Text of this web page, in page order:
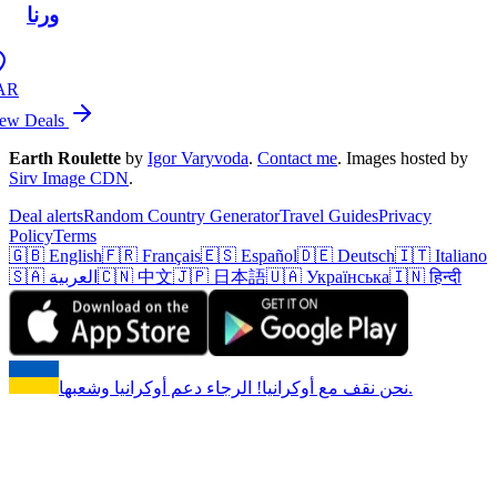
ورنا
Deals
Earth Roulette by Igor Varyvoda. Contact me. Images hosted by
Sirv Image CDN.
Deal alertsRandom Country GeneratorTravel GuidesPrivacy
PolicyTerms
🇬🇧 English🇫🇷 Français🇪🇸 Español🇩🇪 Deutsch🇮🇹 Italiano
🇸🇦 العربية 🇨🇳 中文🇯🇵 日本語🇺🇦 Українська🇮🇳 हिन्दी
نحن نقف مع أوكرانيا! الرجاء دعم أوكرانيا وشعبها.